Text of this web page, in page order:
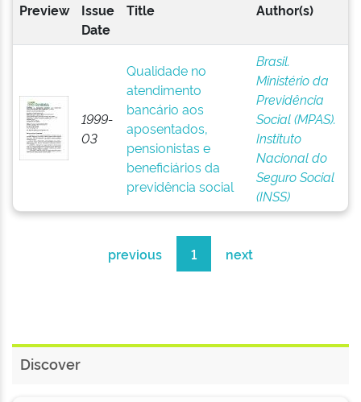
Preview
Issue
Date
Title Author(s)
1999-
03
Qualidade no
atendimento
bancário aos
aposentados,
pensionistas e
beneficiários da
previdência social
Brasil.
Ministério da
Previdência
Social (MPAS).
Instituto
Nacional do
Seguro Social
(INSS)
previous 1 next
Discover